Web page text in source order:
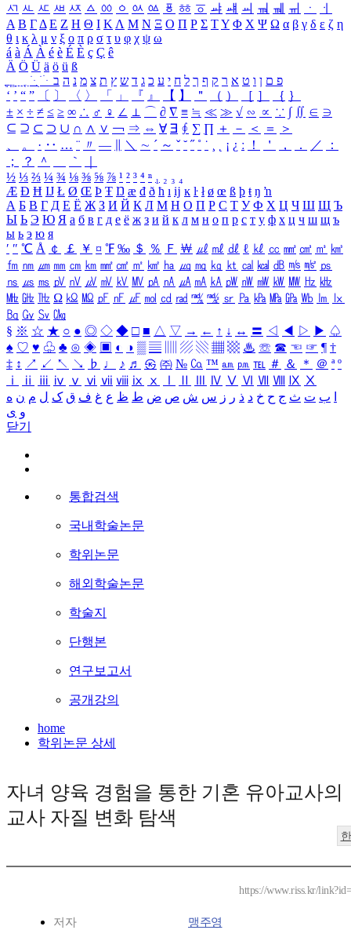
ㅺ ㅻ ㅼ ㅽ ㅾ ㅿ ㆀ ㆁ ㆂ ㆃ ㆄ ㆅ ㆆ ㆇ ㆈ ㆉ ㆊ ㆋ ㆌ ㆍ
ㆎ
Α Β ΓΔ Ε Ζ Η Θ Ι ΚΛ Μ Ν Ξ Ο Π Ρ Σ ΤΥ Φ Χ Ψ Ω α β γ δ ε ζ η
θ ι κ λ μ ν ξ ο π ρ σ τ υ φ χ ψ ω
á à Á À é è É È ç Ç ê
Ä Ö Ü ä ö ü ß
ִֶֹ ֻּ ׁׂ פ ם ן ו ט א ר ק ף ך ל ח י ע כ ג ד ש ץ ת צ מ נ ה ב
‘ ’ “ ” 〔 〕 〈 〉 「 」 『 』 【 】 ＂ （ ） ［ ］ ｛ ｝
± × ÷ ≠ ≤ ≥ ∞ ∴ ♂ ♀ ∠ ⊥ ⌒ ∂ ∇ ≡ ≒ ≪ ≫ √ ∽ ∝ ∵ ∫ ∬ ∈ ∋
⊆ ⊇ ⊂ ⊃ ∪ ∩ ∧ ∨ ￢ ⇒ ⇔ ∀ ∃ ∮ ∑ ∏ ＋ － ＜ ＝
＞
、
。 · ‥ … ¨ 〃 ― ＼ ∼ ´ ～ ˇ ˘ ˝ ˚ ˙ ¸ ¡ ¿ ː ！ ＇ ， ． ／
：
；
？ ＾ ｀
½ ⅓ ⅔ ¼ ¾ ⅛ ⅜ ⅝ ⅞ ¹ ² ³ ⁴ ⁿ ₁ ₂ ₃ ₄
Æ Ð Ħ Ĳ Ł Ø Œ Þ Ŧ Ŋ æ đ ð ħ ı ĳ ĸ ŀ ł ø œ ß þ ŧ ŋ ŉ
А Б В Г Д Е Ё Ж З И Й К Л М Н О П Р С Т У Ф Х Ц Ч Ш Щ Ъ
Ы Ь Э Ю Я а б в г д е ё ж з и й к л м н о п р с т у ф х ц ч ш щ ъ
ы ь э ю я
′ ″ ℃ Å ￠ ￡ ￥ ¤ ℉ ‰ ＄ ％ Ｆ ￦ ㎕ ㎖ ㎗ ℓ ㎘ ㏄ ㎣ ㎤ ㎥ ㎦
㎙ ㎚ ㎛ ㎜ ㎝ ㎞ ㎟ ㎠ ㎡ ㎢ ㏊ ㎍ ㎎ ㎏ ㏏ ㎈ ㎉ ㏈ ㎧ ㎨ ㎰
㎱ ㎲ ㎳ ㎴ ㎵ ㎶ ㎷ ㎸ ㎹ ㎀ ㎁ ㎂ ㎃ ㎄ ㎺ ㎻ ㎽ ㎾ ㎿ ㎐ ㎑
㎒ ㎓ ㎔ Ω ㏀ ㏁ ㎊ ㎋ ㎌ ㏖ ㏅ ㎭ ㎮ ㎯ ㏛ ㎩ ㎪ ㎫ ㎬ ㏝ ㏐
㏓
㏃ ㏉ ㏜ ㏆
§ ※ ☆ ★ ○ ● ◎ ◇ ◆ □ ■ △ ▽ → ← ↑ ↓ ↔ 〓 ◁ ◀ ▷ ▶ ♤
♠ ♡ ♥ ♧ ♣ ⊙ ◈ ▣ ◐ ◑ ▒ ▤ ▨ ▧ ▦ ▩ ♨ ☏ ☎ ☜ ☞ ¶ †
‡ ↕ ↗ ↙ ↖ ↘ ♭ ♩ ♪ ♬ ㉿ ㈜ № ㏇ ™ ㏂ ㏘ ℡ ＃ ＆ ＊ ＠ ª º
ⅰ
ⅱ ⅲ ⅳ ⅴ ⅵ ⅶ ⅷ ⅸ ⅹ Ⅳ Ⅴ Ⅵ Ⅶ Ⅷ Ⅸ Ⅹ
ب ت ث ج ح خ د ذ ر ز س ش ص ض ط ظ ع غ ف ق ک ل م ن ه
و ی
닫기
통합검색
국내학술논문
학위논문
해외학술논문
학술지
단행본
연구보고서
공개강의
home
학위논문 상세
자녀 양육 경험을 통한 기혼 유아교사의
교사 자질 변화 탐색
https://www.riss.kr/
저자 맹주영